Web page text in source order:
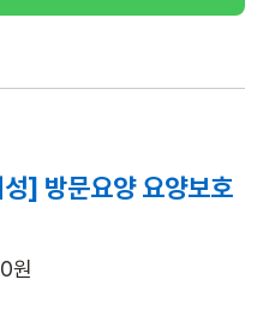
] 방문요양 요양보호
원